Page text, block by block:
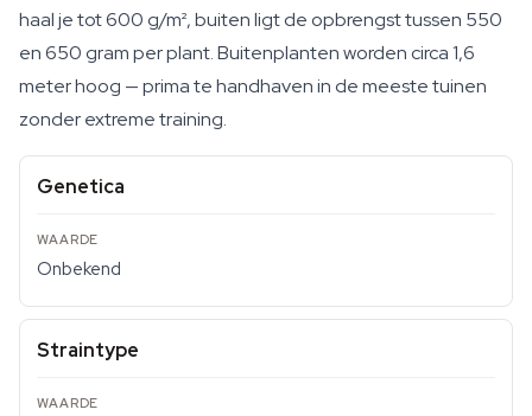
haal je tot 600 g/m², buiten ligt de opbrengst tussen 550
en 650 gram per plant. Buitenplanten worden circa 1,6
meter hoog — prima te handhaven in de meeste tuinen
zonder extreme training.
Genetica
Onbekend
Straintype